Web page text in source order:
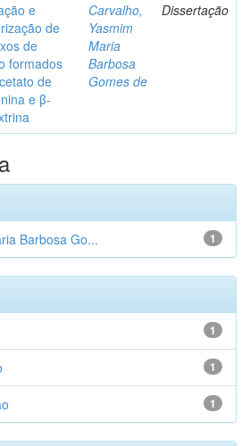
e
de
de
formados
de
e β-
Carvalho,
Yasmim
Maria
Barbosa
Gomes de
Dissertação
1
Barbosa Go...
1
1
1